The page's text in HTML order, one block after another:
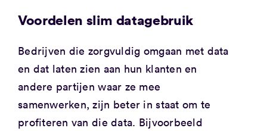
Voordelen slim datagebruik
Bedrijven die zorgvuldig omgaan met data
en dat laten zien aan hun klanten en
andere partijen waar ze mee
samenwerken, zijn beter in staat om te
profiteren van die data. Bijvoorbeeld